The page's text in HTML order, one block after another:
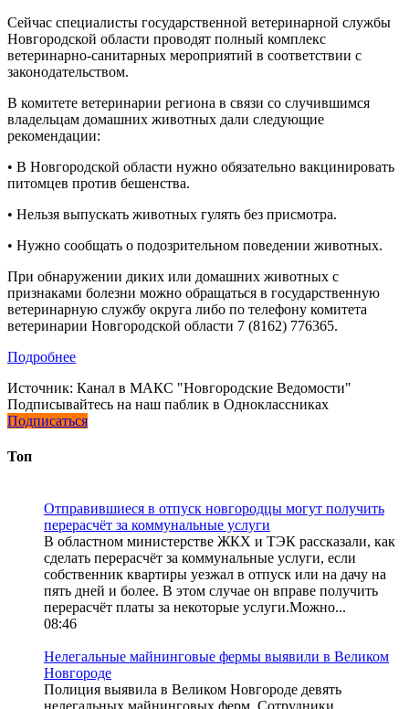
Сейчас специалисты государственной ветеринарной службы
Новгородской области проводят полный комплекс
ветеринарно-санитарных мероприятий в соответствии с
законодательством.
В комитете ветеринарии региона в связи со случившимся
владельцам домашних животных дали следующие
рекомендации:
• В Новгородской области нужно обязательно вакцинировать
питомцев против бешенства.
• Нельзя выпускать животных гулять без присмотра.
• Нужно сообщать о подозрительном поведении животных.
При обнаружении диких или домашних животных с
признаками болезни можно обращаться в государственную
ветеринарную службу округа либо по телефону комитета
ветеринарии Новгородской области 7 (8162) 776365.
Подробнее
Источник: Канал в МАКС "Новгородские Ведомости"
Подписывайтесь на наш паблик в Одноклассниках
Подписаться
Топ
Отправившиеся в отпуск новгородцы могут получить
перерасчёт за коммунальные услуги
В областном министерстве ЖКХ и ТЭК рассказали, как
сделать перерасчёт за коммунальные услуги, если
собственник квартиры уезжал в отпуск или на дачу на
пять дней и более. В этом случае он вправе получить
перерасчёт платы за некоторые услуги.Можно...
08:46
Нелегальные майнинговые фермы выявили в Великом
Новгороде
Полиция выявила в Великом Новгороде девять